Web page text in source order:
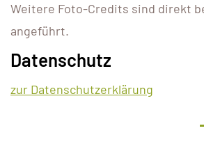
Weitere Foto-Credits sind direkt
angeführt.
Datenschutz
zur Datenschutzerklärung